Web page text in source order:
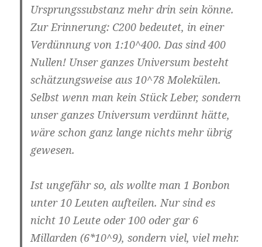
Ursprungssubstanz mehr drin sein könne.
Zur Erinnerung: C200 bedeutet, in einer
Verdünnung von 1:10^400. Das sind 400
Nullen! Unser ganzes Universum besteht
schätzungsweise aus 10^78 Molekülen.
Selbst wenn man kein Stück Leber, sondern
unser ganzes Universum verdünnt hätte,
wäre schon ganz lange nichts mehr übrig
gewesen.
Ist ungefähr so, als wollte man 1 Bonbon
unter 10 Leuten aufteilen. Nur sind es
nicht 10 Leute oder 100 oder gar 6
Millarden (6*10^9), sondern viel, viel mehr.